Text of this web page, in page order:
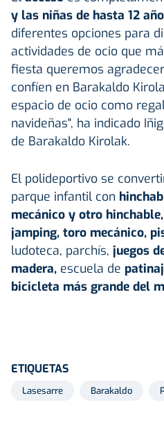
y las niñas de hasta 12
diferentes opciones para
actividades de ocio que
fiesta queremos
confíen en Barakaldo
espacio de ocio como
navideñas", ha indicado
de Barakaldo Kirolak.
El polideportivo se
parque infantil con
mecánico y otro
jamping, toro mecánico,
ludoteca, parchís, juegos
madera, escuela de
bicicleta más grande del
ETIQUETAS
Lasesarre Barakaldo